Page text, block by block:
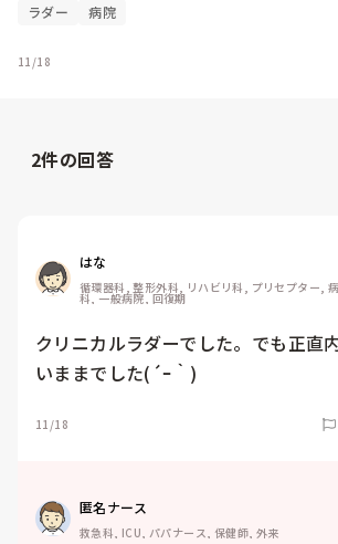
ラダー 病院
11/18
2件の回答
はな
循環器科, 整形外科, リハビリ科, プリセプター,
科, 一般病院, 回復期
クリニカルラダーでした。でも正直
いままでした(´ｰ｀)
11/18
匿名ナース
救急科, ICU, パパナース, 保健師, 外来